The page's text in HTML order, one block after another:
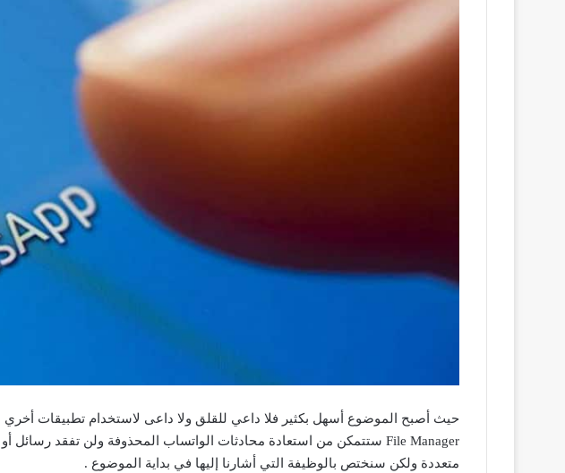
File Manager ستتمكن من استعادة محادثات الواتساب المحذوفة ولن تفقد رسائل أو أي رسالة محذوفة لديك حيث انه واحد من
متعددة ولكن سنختص بالوظيفة التي أشارنا إليها في بداية الموضوع .